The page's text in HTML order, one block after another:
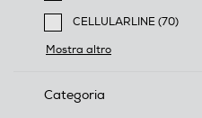
Filtra per Marca: AUDIO
CELLULARLINE (70)
Filtra per Marca:
Mostra altro
Categoria